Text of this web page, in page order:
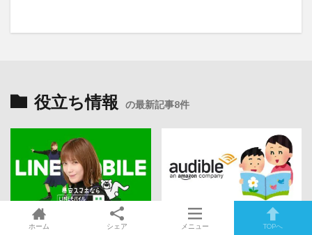
役立ち情報 の最新記事8件
2020年4月11日 2020年3月27日
ホーム シェア メニュー TOPへ